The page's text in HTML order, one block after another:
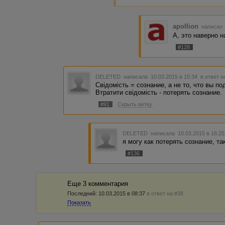
apollion
А, это наверно
#128
DELETED написала 10.03.2015 в 15:34 в ответ
Свідомість = сознание, а не то, что вы
Втратити свідомість - потерять сознание.
#91 Скрыть ветку
DELETED написала 10.03.2015 в
я могу как потерять сознание,
#136
Еще 3 комментария
Последний: 10.03.2015 в 08:37 в ответ на #38
Показать